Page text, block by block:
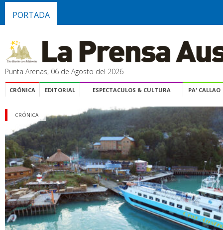
PORTADA
Punta Arenas, 06 de Agosto del 2026
CRÓNICA EDITORIAL ESPECTACULOS & CULTURA PA' CALLAO
CRÓNICA